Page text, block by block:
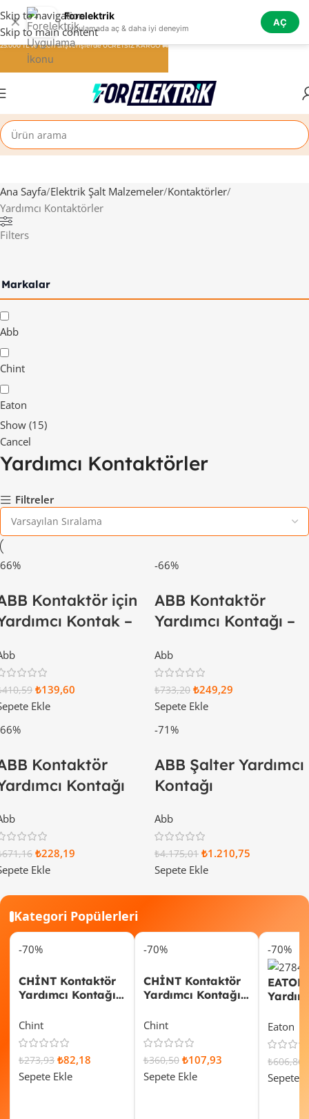
✕ Forelektrik
Uygulamada aç & daha iyi deneyim
AÇ
Skip to navigation
Skip to main content
Ana Sayfa Elektrik Şalt Malzemeler Kontaktörler
Yardımcı Kontaktörler
Filters
Markalar
Abb
Chint
Eaton
Show (15)
Cancel
Yardımcı Kontaktörler
Filtreler
Kontaktör için
Kontak –
410,59 ₺139,60
Ekle
-66%
ABB Kontaktör
Yardımcı Kontağı –
1SBN010020R1011
Abb
₺733,20 ₺249,29
Sepete Ekle
Kontaktör
Kontağı
671,16 ₺228,19
Ekle
-71%
ABB Şalter Yardımcı
Kontağı
Abb
₺4.175,01 ₺1.210,75
Sepete Ekle
Kategori Popülerleri
-70%
CHİNT Kontaktör
Yardımcı Kontağı
Chint
₺273,93 ₺82,18
Sepete Ekle
-70%
CHİNT Kontaktör
Yardımcı Kontağı
Chint
₺360,50 ₺107,93
Sepete Ekle
-70%
Eaton
₺606,86
Sepete
25.000 TL ve üzeri alışverişlerde ÜCRETSİZ KARGO 🚚